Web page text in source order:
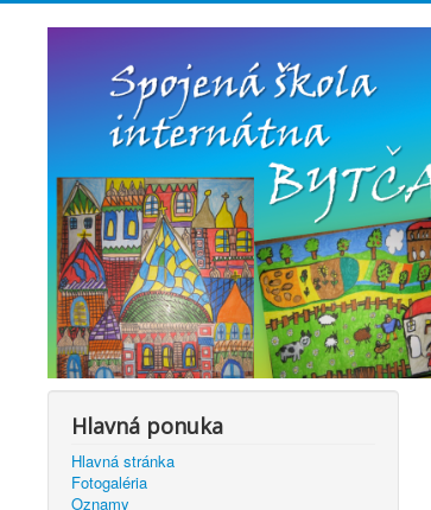
Hlavná ponuka
Hlavná stránka
Fotogaléria
Oznamy